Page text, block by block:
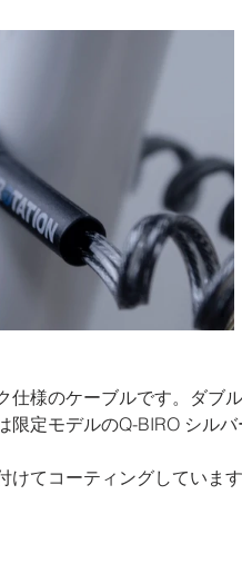
仕様のケーブルです。ダブ
限定モデルのQ-BIRO シル
けてコーティングしていま